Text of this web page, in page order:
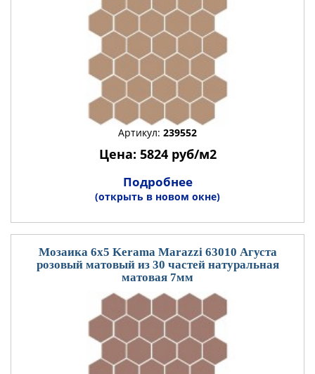
Артикул: 239552
Цена: 5824 руб/м2
Подробнее
(открыть в новом окне)
Мозаика 6x5 Kerama Marazzi 63010 Агуста
розовый матовый из 30 частей натуральная
матовая 7мм